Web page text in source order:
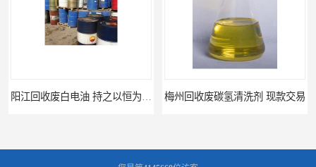
阳江回收废白电油 持之以恒为客户服务 梅州回收废碳氢清洗剂 现款交易